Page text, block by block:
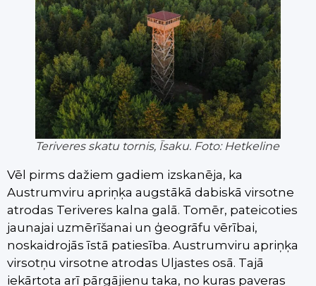
Teriveres skatu tornis, Īsaku. Foto: Hetkeline
Vēl pirms dažiem gadiem izskanēja, ka
Austrumviru apriņķa augstākā dabiskā virsotne
atrodas Teriveres kalna galā. Tomēr, pateicoties
jaunajai uzmērīšanai un ģeogrāfu vērībai,
noskaidrojās īstā patiesība. Austrumviru apriņķa
virsotņu virsotne atrodas Uljastes osā. Tajā
iekārtota arī pārgājienu taka, no kuras paveras